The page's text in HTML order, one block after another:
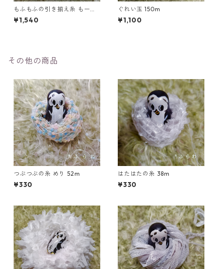
もふもふの引き揃え糸 もーぶ
100m
¥1,540
ぐれい玉 150m
¥1,100
その他の商品
つぶつぶの糸 めり 52m
¥330
はたはたの糸 38m
¥330